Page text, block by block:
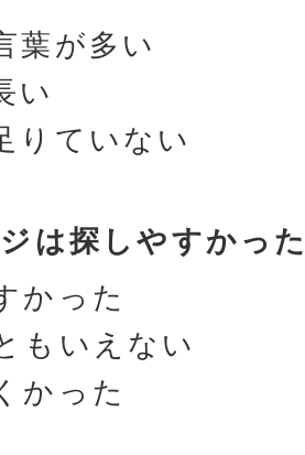
葉が多い
い
りていない
は探しやすかっ
かった
もいえない
かった